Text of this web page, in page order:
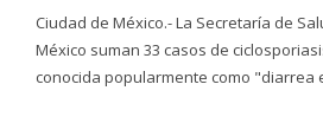
Ciudad de México.- La Secretaría de
México suman 33 casos de
conocida popularmente como "diarrea